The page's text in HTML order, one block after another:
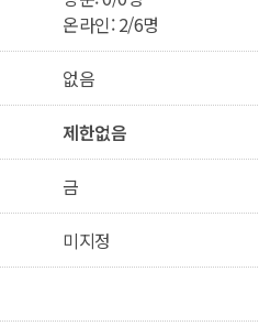
온라인: 2/6명
없음
제한없음
금
미지정